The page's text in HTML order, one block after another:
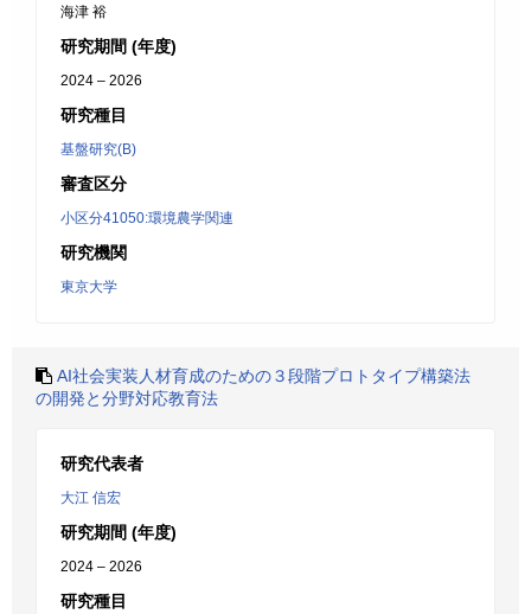
海津 裕
研究期間 (年度)
2024 – 2026
研究種目
基盤研究(B)
審査区分
小区分41050:環境農学関連
研究機関
東京大学
AI社会実装人材育成のための３段階プロトタイプ構築法
の開発と分野対応教育法
研究代表者
大江 信宏
研究期間 (年度)
2024 – 2026
研究種目